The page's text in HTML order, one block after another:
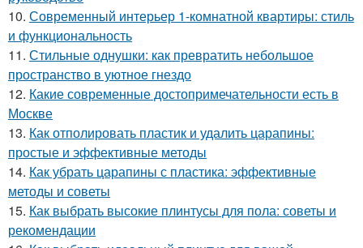
10. Современный интерьер 1-комнатной квартиры: стиль
и функциональность
11. Стильные однушки: как превратить небольшое
пространство в уютное гнездо
12. Какие современные достопримечательности есть в
Москве
13. Как отполировать пластик и удалить царапины:
простые и эффективные методы
14. Как убрать царапины с пластика: эффективные
методы и советы
15. Как выбрать высокие плинтусы для пола: советы и
рекомендации